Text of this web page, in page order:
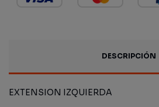
DESCRIPCIÓN
EXTENSION IZQUIERDA